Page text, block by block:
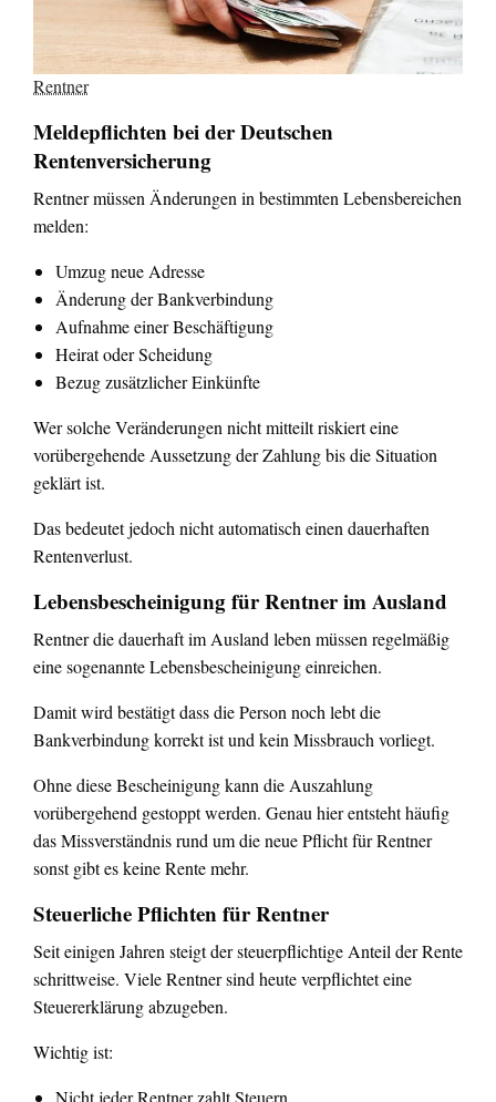
Rentner
Meldepflichten bei der Deutschen
Rentenversicherung
Rentner müssen Änderungen in bestimmten Lebensbereichen
melden:
Umzug neue Adresse
Änderung der Bankverbindung
Aufnahme einer Beschäftigung
Heirat oder Scheidung
Bezug zusätzlicher Einkünfte
Wer solche Veränderungen nicht mitteilt riskiert eine
vorübergehende Aussetzung der Zahlung bis die Situation
geklärt ist.
Das bedeutet jedoch nicht automatisch einen dauerhaften
Rentenverlust.
Lebensbescheinigung für Rentner im Ausland
Rentner die dauerhaft im Ausland leben müssen regelmäßig
eine sogenannte Lebensbescheinigung einreichen.
Damit wird bestätigt dass die Person noch lebt die
Bankverbindung korrekt ist und kein Missbrauch vorliegt.
Ohne diese Bescheinigung kann die Auszahlung
vorübergehend gestoppt werden. Genau hier entsteht häufig
das Missverständnis rund um die neue Pflicht für Rentner
sonst gibt es keine Rente mehr.
Steuerliche Pflichten für Rentner
Seit einigen Jahren steigt der steuerpflichtige Anteil der Rente
schrittweise. Viele Rentner sind heute verpflichtet eine
Steuererklärung abzugeben.
Wichtig ist: